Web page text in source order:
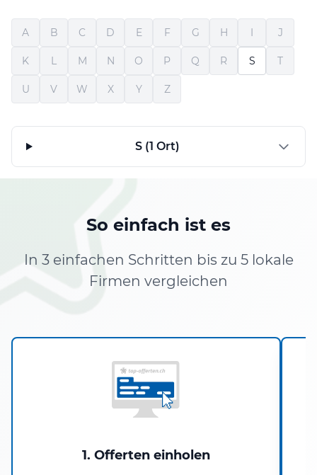
A B C D E F G H I J
K L M N O P Q R S T
U V W X Y Z
S (1 Ort)
So einfach ist es
In 3 einfachen Schritten bis zu 5 lokale
Firmen vergleichen
1. Offerten einholen